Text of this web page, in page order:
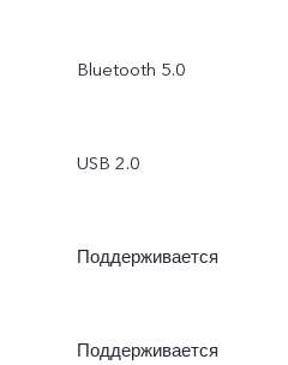
Bluetooth 5.0
USB 2.0
Поддерживается
Поддерживается